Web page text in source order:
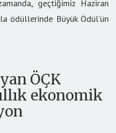
geçtiğimiz Haziran
ödüllerinde Büyük Ödül’ün
ÖÇK
ekonomik